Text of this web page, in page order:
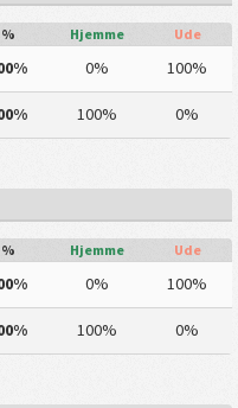
% Hjemme
Ude
0% 100%
100% 0%
% Hjemme
Ude
0% 100%
100% 0%